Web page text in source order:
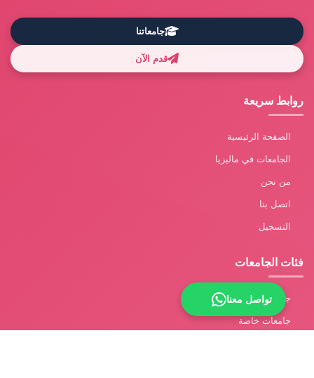
جامعاتنا
قدم الآن
روابط سريعة
الصفحة الرئيسية
الجامعات في ماليزيا
من نحن
اتصل بنا
التسجيل
فئات الجامعات
جامعات حكومية
جامعات خاصة
تواصل معنا